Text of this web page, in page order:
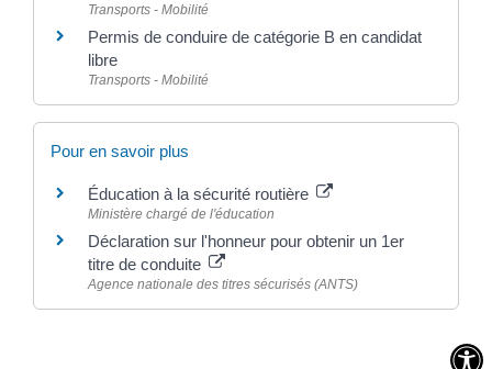
Transports - Mobilité
Permis de conduire de catégorie B en candidat
libre
Transports - Mobilité
Pour en savoir plus
Éducation à la sécurité routière
Ministère chargé de l'éducation
Déclaration sur l'honneur pour obtenir un 1er
titre de conduite
Agence nationale des titres sécurisés (ANTS)